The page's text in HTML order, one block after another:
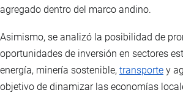
agregado dentro del marco andino.
Asimismo, se analizó la posibilidad de
oportunidades de inversión en sectores
energía, minería sostenible, transporte y
objetivo de dinamizar las economías